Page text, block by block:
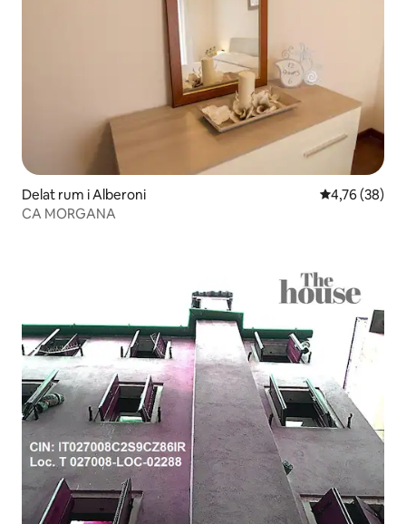
Delat rum i Alberoni 4,76 av 5 i
4,76 (38)
CA MORGANA